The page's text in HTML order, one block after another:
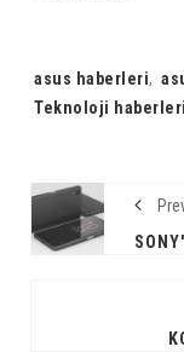
Tags:
asus haberleri,
Teknoloji haberleri